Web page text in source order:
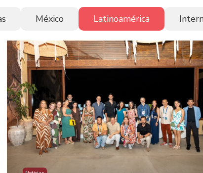
México Latinoamérica